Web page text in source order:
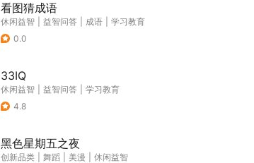
看图猜成语
休闲益智 益智问答 成语
学习教育
0.0
33IQ
休闲益智 益智问答
学习教育
4.8
黑色星期五之夜
创新品类 舞蹈 美漫
休闲益智